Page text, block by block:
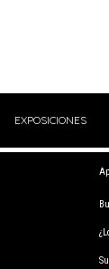
EXPOSICIONES